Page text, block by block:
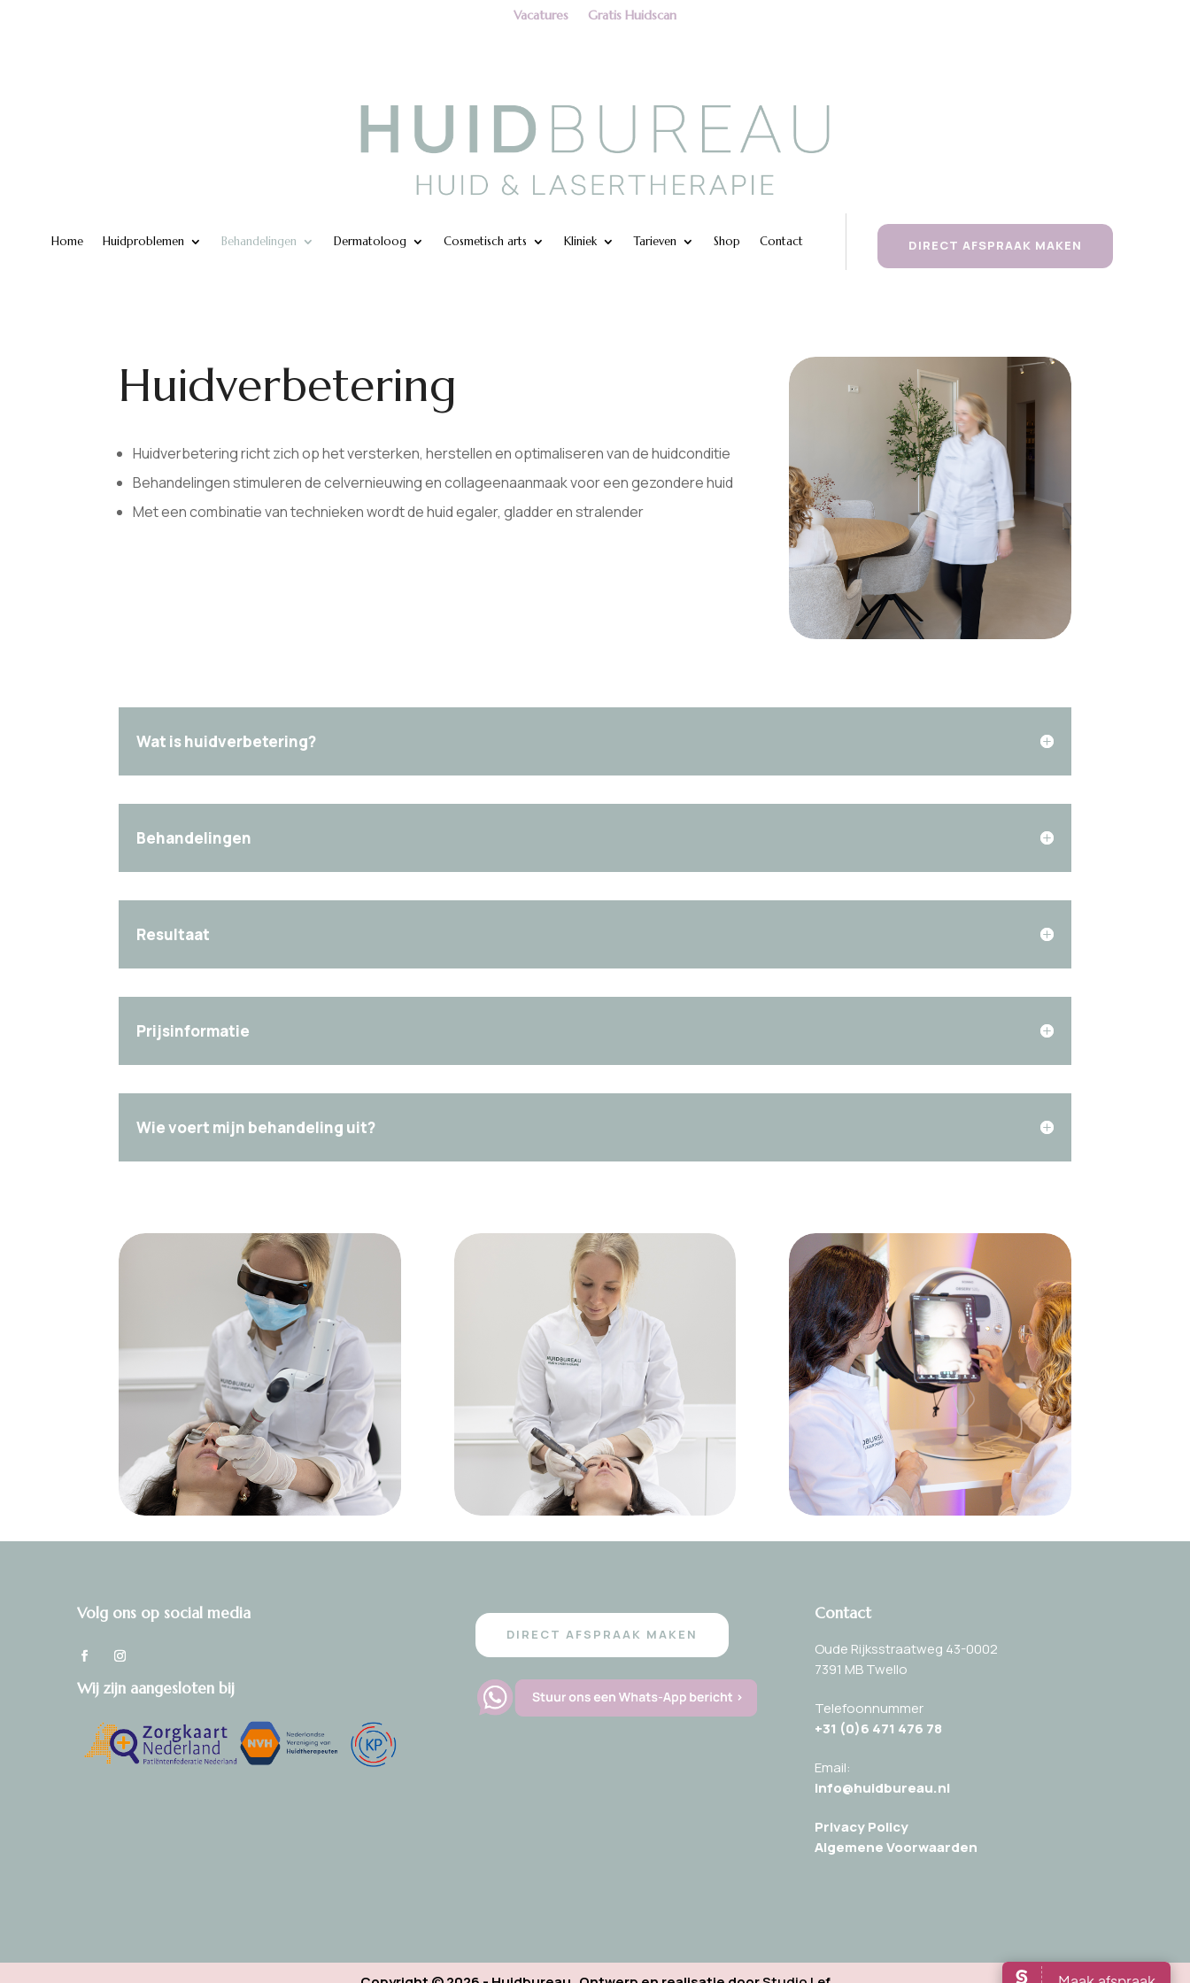
Vacatures Gratis Huidscan
Home Huidproblemen Behandelingen Dermatoloog Cosmetisch arts Kliniek Tarieven Shop Contact DIRECT AFSPRAAK MAKEN
Huidverbetering
Huidverbetering richt zich op het versterken, herstellen en optimaliseren van de huidconditie
Behandelingen stimuleren de celvernieuwing en collageenaanmaak voor een gezondere huid
Met een combinatie van technieken wordt de huid egaler, gladder en stralender
Wat is huidverbetering?
Behandelingen
Resultaat
Prijsinformatie
Wie voert mijn behandeling uit?
Volg ons op social media
Wij zijn aangesloten bij
DIRECT AFSPRAAK MAKEN
Contact
Oude Rijksstraatweg 43-0002
7391 MB Twello
Telefoonnummer
+31 (0)6 471 476 78
Email:
info@huidbureau.nl
Privacy Policy
Algemene Voorwaarden